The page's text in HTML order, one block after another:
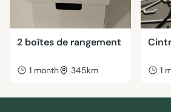
2 boîtes de rangement
1 month 345km 1